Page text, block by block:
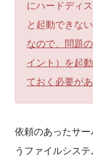
にハードディ
と起動できな
なので、問題
イント）を起
ておく必要があ
依頼のあったサー
うファイルシス